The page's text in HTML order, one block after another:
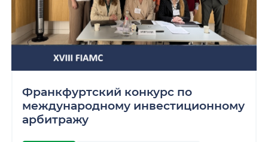
Франкфуртский конкурс по
международному инвестиционному
арбитражу